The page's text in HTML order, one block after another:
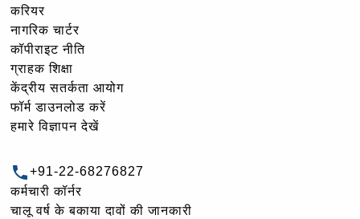
करियर
नागरिक चार्टर
कॉपीराइट नीति
ग्राहक शिक्षा
केंद्रीय सतर्कता आयोग
फॉर्म डाउनलोड करें
हमारे विज्ञापन देखें
+91-22-68276827
कर्मचारी कॉर्नर
चालू वर्ष के बकाया दावों की जानकारी